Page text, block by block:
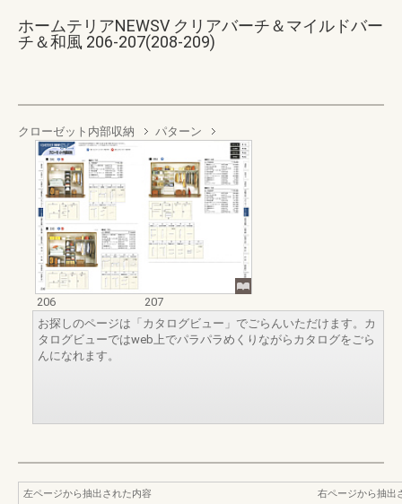
ホームテリアNEWSV クリアバーチ＆マイルドバー
チ＆和風 206-207(208-209)
クローゼット内部収納 パターン
206
207
お探しのページは「カタログビュー」でごらんいただけます。カ
タログビューではweb上でパラパラめくりながらカタログをごら
んになれます。
左ページから抽出された内容
右ページから抽出